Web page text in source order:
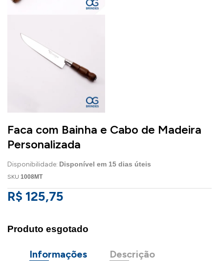
Faca com Bainha e Cabo de Madeira
Personalizada
Disponibilidade: Disponível em 15 dias úteis
SKU 1008MT
R$ 125,75
Produto esgotado
Informações Descrição